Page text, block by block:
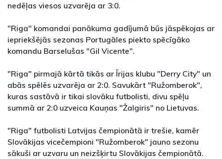
nedēļas viesos uzvarēja ar 3:0.
"Riga" komandai panākuma gadījumā būs jāspēkojas ar
iepriekšējās sezonas Portugāles piekto spēcīgāko
komandu Barselušas "Gil Vicente".
"Riga" pirmajā kārtā tikās ar Īrijas klubu "Derry City" un
abās spēlēs uzvarēja ar 2:0. Savukārt "Ružomberok",
kuras sastāvā ir tikai slovāku futbolisti, divu spēļu
summā ar 2:0 uzveica Kauņas "Žalgiris" no Lietuvas.
"Riga" futbolisti Latvijas čempionātā ir trešie, kamēr
Slovākijas vicečempioni "Ružomberok" jauno sezonu
sākuši ar uzvaru un neizšķirtu Slovākijas čempionātā.